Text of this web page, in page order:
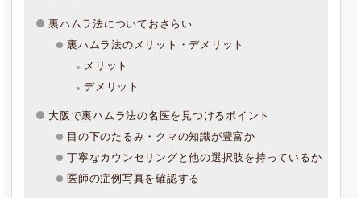
裏ハムラ法についておさらい
裏ハムラ法のメリット・デメリット
メリット
デメリット
大阪で裏ハムラ法の名医を見つけるポイント
目の下のたるみ・クマの知識が豊富か
丁寧なカウンセリングと他の選択肢を持っているか
医師の症例写真を確認する